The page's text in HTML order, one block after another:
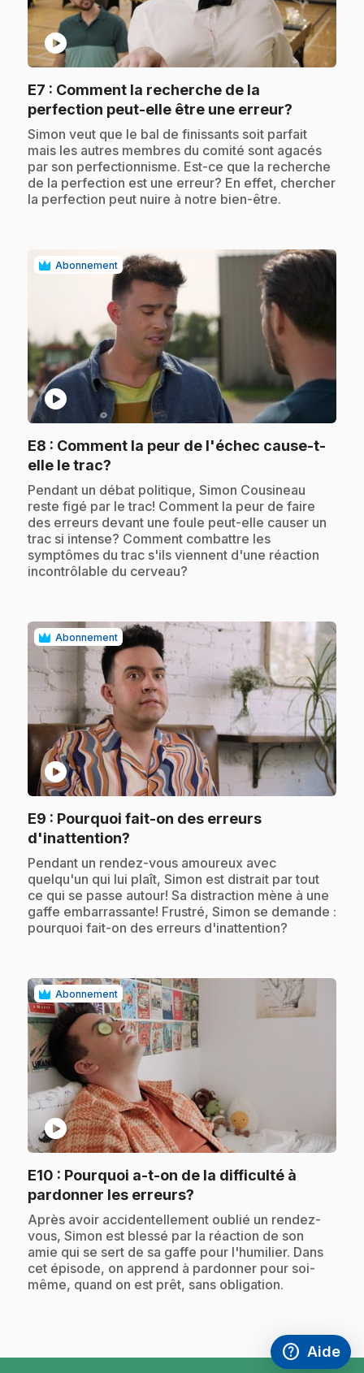
play_circle
E7 : Comment la recherche de la
perfection peut-elle être une erreur?
.Simon veut que le bal de finissants soit parfait
mais les autres membres du comité sont agacés
par son perfectionnisme. Est-ce que la recherche
de la perfection est une erreur? En effet, chercher
la perfection peut nuire à notre bien-être.
Abonnement
play_circle
E8 : Comment la peur de l'échec cause-t-
elle le trac?
.Pendant un débat politique, Simon Cousineau
reste figé par le trac! Comment la peur de faire
des erreurs devant une foule peut-elle causer un
trac si intense? Comment combattre les
symptômes du trac s'ils viennent d'une réaction
incontrôlable du cerveau?
Abonnement
play_circle
E9 : Pourquoi fait-on des erreurs
d'inattention?
.Pendant un rendez-vous amoureux avec
quelqu'un qui lui plaît, Simon est distrait par tout
ce qui se passe autour! Sa distraction mène à une
gaffe embarrassante! Frustré, Simon se demande :
pourquoi fait-on des erreurs d'inattention?
Abonnement
play_circle
E10 : Pourquoi a-t-on de la difficulté à
pardonner les erreurs?
.Après avoir accidentellement oublié un rendez-
vous, Simon est blessé par la réaction de son
amie qui se sert de sa gaffe pour l'humilier. Dans
cet épisode, on apprend à pardonner pour soi-
même, quand on est prêt, sans obligation.
help
Accéder à
Aide
,Ce lien